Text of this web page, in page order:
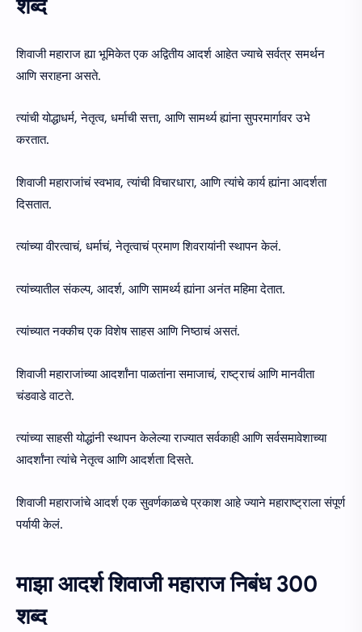
शब्द
शिवाजी महाराज ह्या भूमिकेत एक अद्वितीय आदर्श आहेत ज्याचे सर्वत्र समर्थन
आणि सराहना असते.
त्यांची योद्धाधर्म, नेतृत्व, धर्माची सत्ता, आणि सामर्थ्य ह्यांना सुपरमार्गावर उभे
करतात.
शिवाजी महाराजांचं स्वभाव, त्यांची विचारधारा, आणि त्यांचे कार्य ह्यांना आदर्शता
दिसतात.
त्यांच्या वीरत्वाचं, धर्माचं, नेतृत्वाचं प्रमाण शिवरायांनी स्थापन केलं.
त्यांच्यातील संकल्प, आदर्श, आणि सामर्थ्य ह्यांना अनंत महिमा देतात.
त्यांच्यात नक्कीच एक विशेष साहस आणि निष्ठाचं असतं.
शिवाजी महाराजांच्या आदर्शांना पाळतांना समाजाचं, राष्ट्राचं आणि मानवीता
चंडवाडे वाटते.
त्यांच्या साहसी योद्धांनी स्थापन केलेल्या राज्यात सर्वकाही आणि सर्वसमावेशाच्या
आदर्शांना त्यांचे नेतृत्व आणि आदर्शता दिसते.
शिवाजी महाराजांचे आदर्श एक सुवर्णकाळचे प्रकाश आहे ज्याने महाराष्ट्राला संपूर्ण
पर्यायी केलं.
माझा आदर्श शिवाजी महाराज निबंध 300
शब्द